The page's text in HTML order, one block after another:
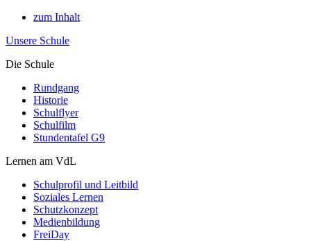
zum Inhalt
Unsere Schule
Die Schule
Rundgang
Historie
Schulflyer
Schulfilm
Stundentafel G9
Lernen am VdL
Schulprofil und Leitbild
Soziales Lernen
Schutzkonzept
Medienbildung
FreiDay